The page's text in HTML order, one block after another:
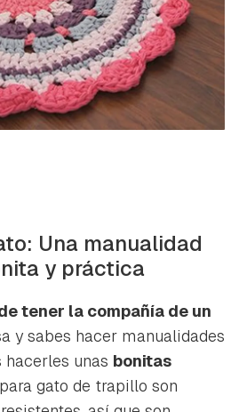
Una manualidad
y práctica
tener la compañía de un
y sabes hacer manualidades
hacerles unas bonitas
gato de trapillo son